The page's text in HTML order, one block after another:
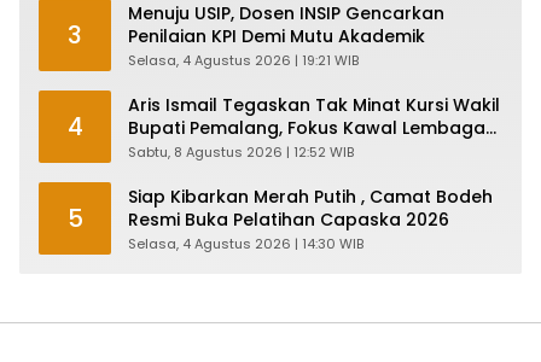
3
Menuju USIP, Dosen INSIP Gencarkan
Penilaian KPI Demi Mutu Akademik
Selasa, 4 Agustus 2026 | 19:21 WIB
4
Aris Ismail Tegaskan Tak Minat Kursi Wakil
Bupati Pemalang, Fokus Kawal Lembaga
Legislatif
Sabtu, 8 Agustus 2026 | 12:52 WIB
5
Siap Kibarkan Merah Putih , Camat Bodeh
Resmi Buka Pelatihan Capaska 2026
Selasa, 4 Agustus 2026 | 14:30 WIB